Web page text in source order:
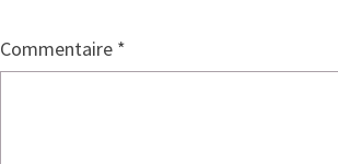
Commentaire *